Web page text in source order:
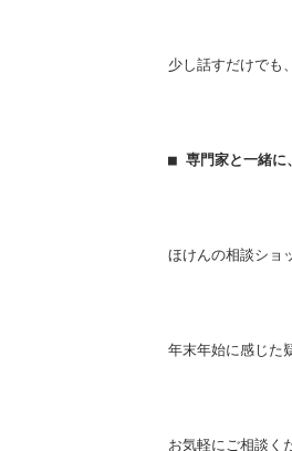
少し話すだけでも
■ 専門家と一緒に
ほけんの相談ショ
年末年始に感じた
お気軽にご相談く